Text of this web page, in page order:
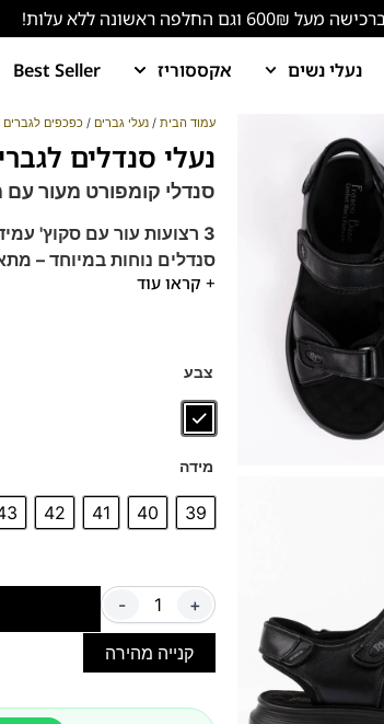
ראשונה ללא עלות!
נעלי נשים אקססוריז Best Seller
עמוד הבית / נעלי גברים / כפכפים לגברים
נעלי סנדלים לגברים
סנדלי קומפורט מעורעם
3 רצועות עור עם סקוץ' עמיד ונוח לסגירה/הרחבה/הצרה
סנדלים נוחות במיוחד –
הנעליים עשויות עור רך ואיכותי.
מקולקציית ה
+ קראו עוד
צבע
מידה
39
40
41
42
- +
קנייה מהירה